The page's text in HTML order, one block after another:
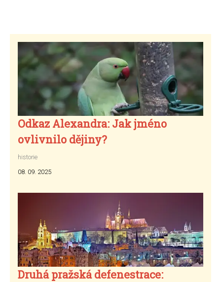
Odkaz Alexandra: Jak jméno
ovlivnilo dějiny?
historie
08. 09. 2025
Druhá pražská defenestrace: